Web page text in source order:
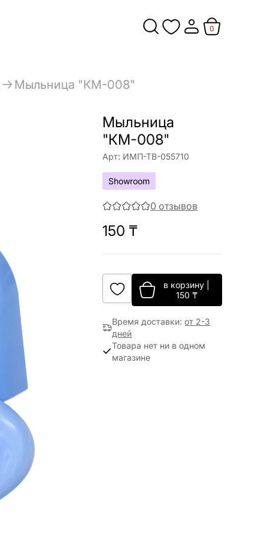
0
Мыльница "КМ-008"
Мыльница
"КМ-008"
Арт: ИМП-ТВ-055710
Showroom
0 отзывов
150 ₸
в корзину
150 ₸
Время доставки:от 2-3
дней
Товара нет ни в одном
магазине